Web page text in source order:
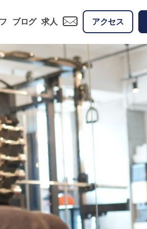
ブログ 求人 アクセス